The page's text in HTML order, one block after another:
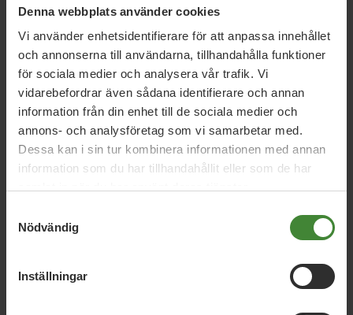
Denna webbplats använder cookies
Vi använder enhetsidentifierare för att anpassa innehållet
och annonserna till användarna, tillhandahålla funktioner
för sociala medier och analysera vår trafik. Vi
vidarebefordrar även sådana identifierare och annan
information från din enhet till de sociala medier och
annons- och analysföretag som vi samarbetar med.
Dessa kan i sin tur kombinera informationen med annan
information som du har tillhandahållit eller som de har
Nödvändig
Inställningar
drabbas av politikens osäkerhet om ansvarsfördelning. Vi
har väntat klart, nu är det dags att börja göra något.
Catrin Steen, landstingsråd, Miljöpartiet de gröna
Mats Gunnarsson, landstingsråd, Miljöpartiet de gröna